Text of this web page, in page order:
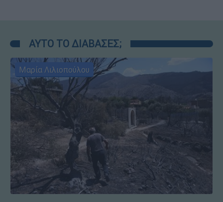
ΑΥΤΟ ΤΟ ΔΙΑΒΑΣΕΣ;
Μαρία Λιλιοπούλου